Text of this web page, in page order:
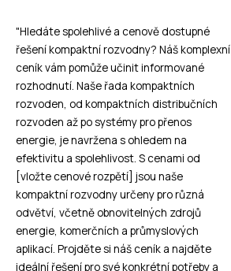
"Hledáte spolehlivé a cenově dostupné
řešení kompaktní rozvodny? Náš komplexní
ceník vám pomůže učinit informované
rozhodnutí. Naše řada kompaktních
rozvoden, od kompaktních distribučních
rozvoden až po systémy pro přenos
energie, je navržena s ohledem na
efektivitu a spolehlivost. S cenami od
[vložte cenové rozpětí] jsou naše
kompaktní rozvodny určeny pro různá
odvětví, včetně obnovitelných zdrojů
energie, komerčních a průmyslových
aplikací. Projděte si náš ceník a najděte
ideální řešení pro své konkrétní potřeby a